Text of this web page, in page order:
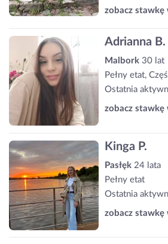
zobacz stawkę
Adrianna B.
Malbork 30 lat
Pełny etat,
Ostatnia
zobacz stawkę
Kinga P.
Pasłęk 24 lata
Pełny etat
Ostatnia
zobacz stawkę